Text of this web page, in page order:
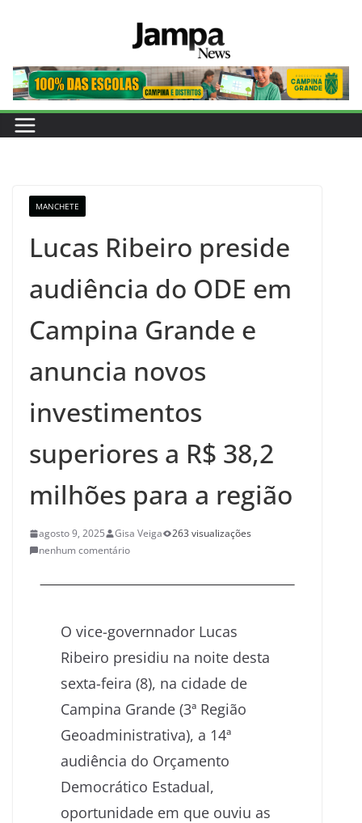
conteúdo
MANCHETE
Lucas Ribeiro preside
audiência do ODE em
Campina Grande e
anuncia novos
investimentos
superiores a R$ 38,2
milhões para a região
agosto 9, 2025 Gisa Veiga
263 visualizações
nenhum comentário
O vice-governnador Lucas
Ribeiro presidiu na noite desta
sexta-feira (8), na cidade de
Campina Grande (3ª Região
Geoadministrativa), a 14ª
audiência do Orçamento
Democrático Estadual,
oportunidade em que ouviu as